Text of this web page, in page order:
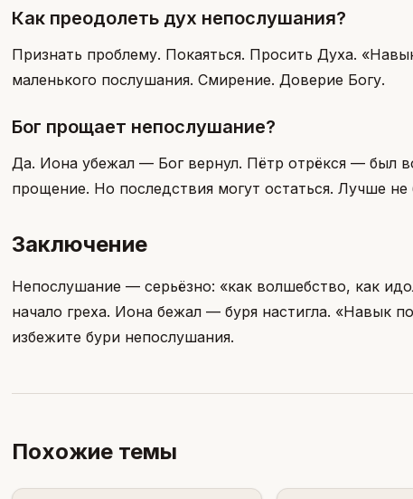
Как преодолеть дух непослушания?
Признать проблему. Покаяться. Просить Духа.
маленького послушания. Смирение. Доверие Богу.
Бог прощает непослушание?
Да. Иона убежал — Бог вернул. Пётр отрёкся — был
прощение. Но последствия могут остаться. Лучше не
Заключение
Непослушание — серьёзно: «как волшебство, как
начало греха. Иона бежал — буря настигла. «Навык
избежите бури непослушания.
Похожие темы